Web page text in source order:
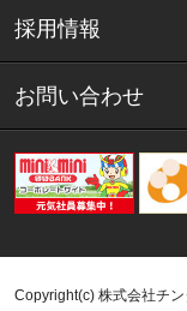
採用情報
お問い合わせ
Copyright(c) 株式会社チ